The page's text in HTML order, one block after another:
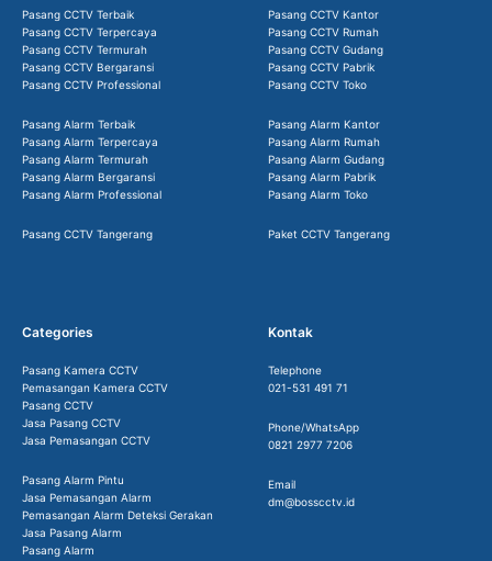
Pasang CCTV Terbaik
Pasang CCTV Terpercaya
Pasang CCTV Termurah
Pasang CCTV Bergaransi
Pasang CCTV Professional
Pasang Alarm Terbaik
Pasang Alarm Terpercaya
Pasang Alarm Termurah
Pasang Alarm Bergaransi
Pasang Alarm Professional
Pasang CCTV Tangerang
Pasang CCTV Kantor
Pasang CCTV Rumah
Pasang CCTV Gudang
Pasang CCTV Pabrik
Pasang CCTV Toko
Pasang Alarm Kantor
Pasang Alarm Rumah
Pasang Alarm Gudang
Pasang Alarm Pabrik
Pasang Alarm Toko
Paket CCTV Tangerang
Categories
Pasang Kamera CCTV
Pemasangan Kamera CCTV
Pasang CCTV
Jasa Pasang CCTV
Jasa Pemasangan CCTV
Pasang Alarm Pintu
Jasa Pemasangan Alarm
Pemasangan Alarm Deteksi Gerakan
Jasa Pasang Alarm
Pasang Alarm
Kontak
Telephone
021-531 491 71
Phone/WhatsApp
0821 2977 7206
Email
dm@bosscctv.id